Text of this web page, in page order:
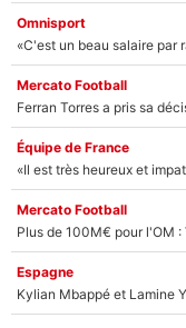
Omnisport
Mercato Football
Équipe de France
Mercato Football
Espagne